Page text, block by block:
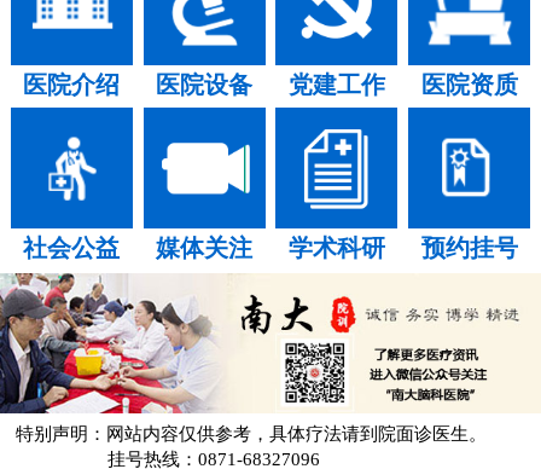
医院介绍 医院设备 党建工作 医院资质
社会公益 媒体关注 学术科研 预约挂号
特别声明：网站内容仅供参考，具体疗法请到院面诊医生。
挂号热线：0871-68327096